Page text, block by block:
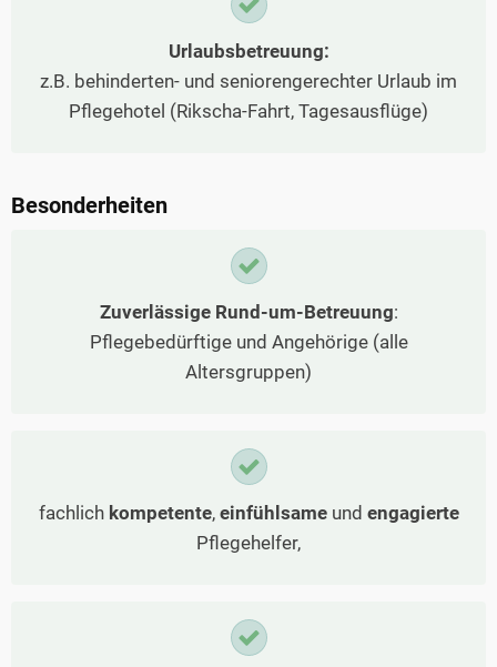
Urlaubsbetreuung:
z.B. behinderten- und seniorengerechter Urlaub im
Pflegehotel (Rikscha-Fahrt, Tagesausflüge)
Besonderheiten
Zuverlässige Rund-um-Betreuung:
Pflegebedürftige und Angehörige (alle
Altersgruppen)
fachlich kompetente, einfühlsameund engagierte
Pflegehelfer,